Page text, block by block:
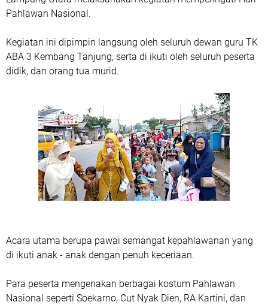
Pahlawan Nasional.
Kegiatan ini dipimpin langsung oleh seluruh dewan guru TK
ABA 3 Kembang Tanjung, serta di ikuti oleh seluruh peserta
didik, dan orang tua murid.
Acara utama berupa pawai semangat kepahlawanan yang
di ikuti anak - anak dengan penuh keceriaan.
Para peserta mengenakan berbagai kostum Pahlawan
Nasional seperti Soekarno, Cut Nyak Dien, RA Kartini, dan